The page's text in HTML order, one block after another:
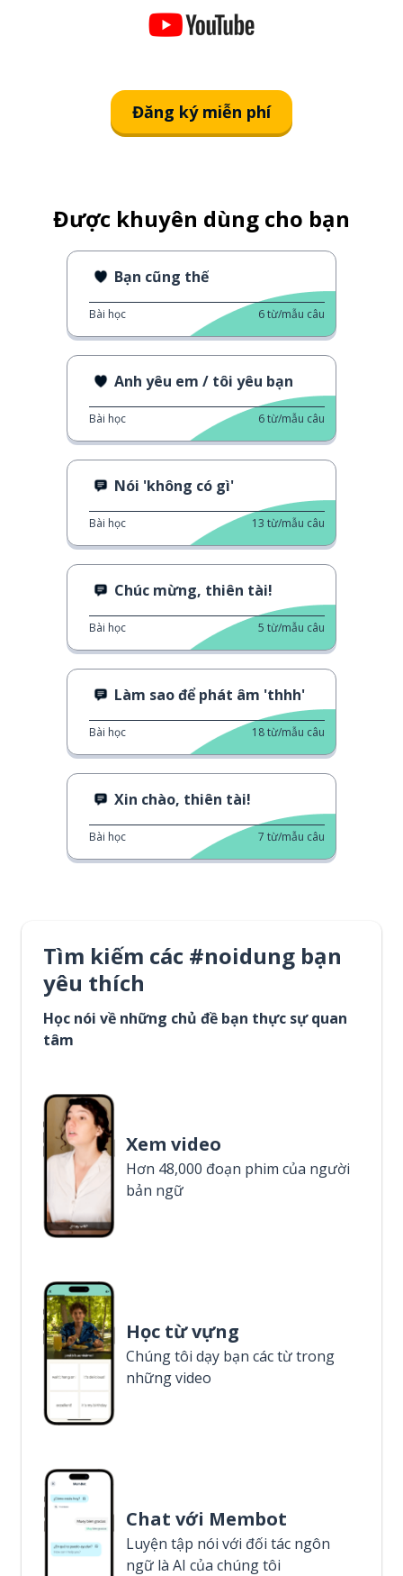
Đăng ký miễn phí
Được khuyên dùng cho bạn
Bạn cũng thế
Bài học 6từ/mẫu câu
Anh yêu em / tôi yêu bạn
Bài học 6từ/mẫu câu
Nói 'không có gì'
Bài học 13 từ/mẫu câu
Chúc mừng, thiên tài!
Bài học 5 từ/mẫu câu
Làm sao để phát âm 'thhh'
Bài học 18từ/mẫu câu
Xin chào, thiên tài!
Bài học 7 từ/mẫu câu
Tìm kiếm các #noidung bạn
yêu thích
Học nói về những chủ đề bạn thực sự quan
tâm
Xem video
Hơn 48,000 đoạn phim của người
bản ngữ
Học từ vựng
Chúng tôi dạy bạn các từ trong
những video
Chat với Membot
Luyện tập nói với đối tác ngôn
ngữ là AI của chúng tôi